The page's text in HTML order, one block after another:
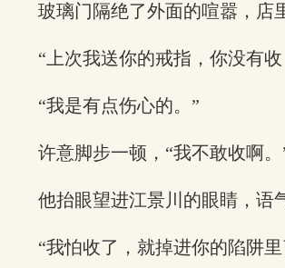
玻璃门隔绝了外面的喧嚣，店
“上次我送你的戒指，你没有
“我是有点伤心的。”
许意脚步一顿，“我不敢收啊。
他抬眼望进江景川的眼睛，语
“我怕收了，就掉进你的陷阱里